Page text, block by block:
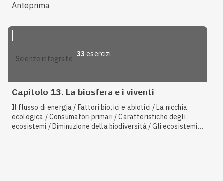
Anteprima
scienze integrate
33 esercizi
Capitolo 13. La biosfera e i viventi
Il flusso di energia / Fattori biotici e abiotici / La nicchia
ecologica / Consumatori primari / Caratteristiche degli
ecosistemi / Diminuzione della biodiversità / Gli ecosistemi